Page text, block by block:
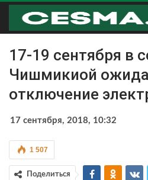
17-19 сентября в
Чишмикиой
отключение
17 сентября, 2018, 10:32
1 507
Поделиться